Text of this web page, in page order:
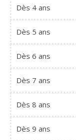
Dès 4 ans
Dès 5 ans
Dès 6 ans
Dès 7 ans
Dès 8 ans
Dès 9 ans